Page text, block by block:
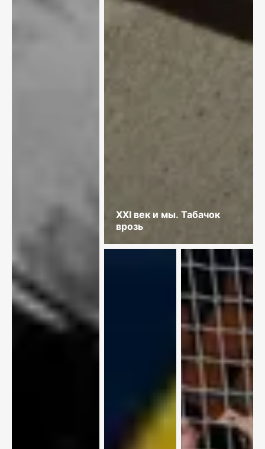
XXI век и мы. Табачок
врозь